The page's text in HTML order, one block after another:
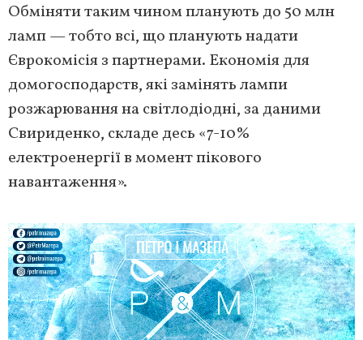
Обміняти таким чином планують до 50 млн
ламп — тобто всі, що планують надати
Єврокомісія з партнерами. Економія для
домогосподарств, які замінять лампи
розжарювання на світлодіодні, за даними
Свириденко, складе десь «7-10%
електроенергії в момент пікового
навантаження».